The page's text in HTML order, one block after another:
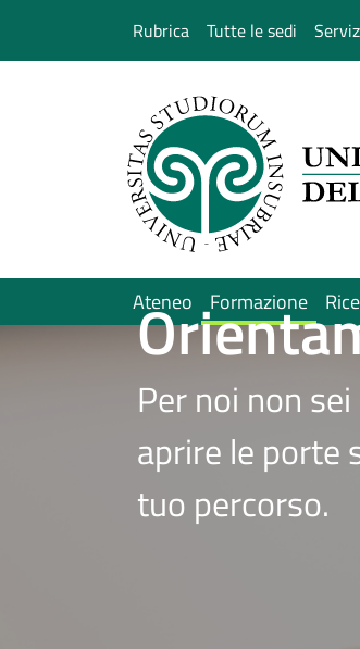
Rubrica Tutte le sedi
Ateneo Formazione
Per noi non
aprire le porte
tuo percorso.